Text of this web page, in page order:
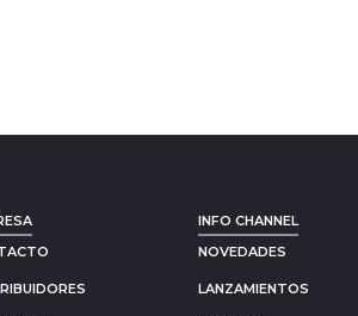
INFO CHANNEL
NOVEDADES
LANZAMIENTOS